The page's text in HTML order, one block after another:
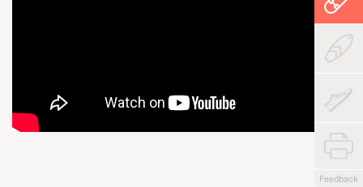
Feedback